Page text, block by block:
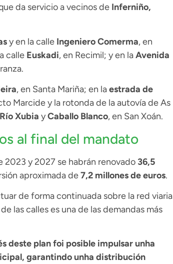
da servicio a vecinos de Inferniño,
y en la calle Ingeniero Comerma, en
calle Euskadi, en Recimil; y en laAvenida
, en Santa Mariña; en laestrada de
Marcide y la rotonda de la autovía de As
Río Xubia yCaballo Blanco, en San Xoán.
al final del mandato
2023 y 2027 se habrán renovado 36,5
aproximada de7,2 millones de euros.
de forma continuada sobre la red viaria
las calles es una de las demandas más
deste plan foi posible impulsar unha
garantindo unha distribución